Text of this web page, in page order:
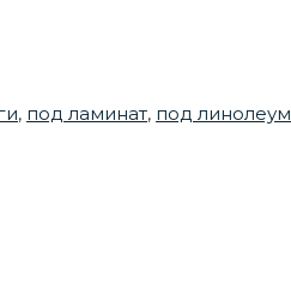
, под ламинат, под линолеум